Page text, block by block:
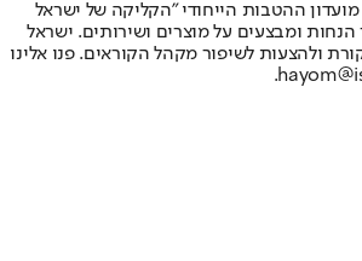
ההטבות הייחודי "הקליקה של ישראל
הנחות ומבצעים על מוצרים ושירותים. ישראל
ולהצעות לשיפור מקהל הקוראים. פנו אלינו